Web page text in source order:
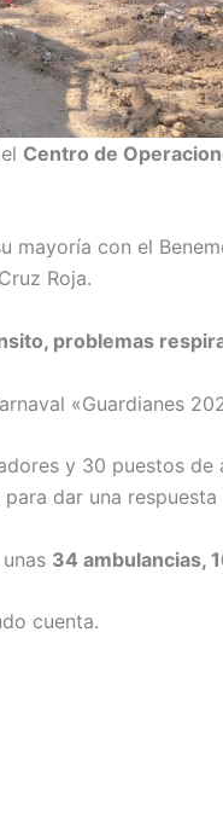
Centro de
mayoría con el
Roja.
problemas
«Guardianes
y 30 puestos
dar una
34 ambulancias,
cuenta.